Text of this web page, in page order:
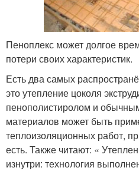
Пеноплекс может долгое
потери своих характеристик.
Есть два самых
это утепление цоколя
пенополистиролом и
материалов может быть
теплоизоляционных работ,
есть. Также читают: «
изнутри: технология